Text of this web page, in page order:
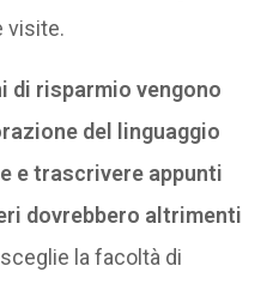
visite.
di risparmio vengono
del linguaggio
e trascrivere appunti
dovrebbero altrimenti
la facoltà di